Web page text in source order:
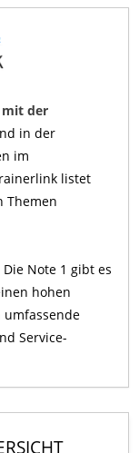
mit der
in der
im
listet
Themen
Note 1 gibt es
hohen
Service-